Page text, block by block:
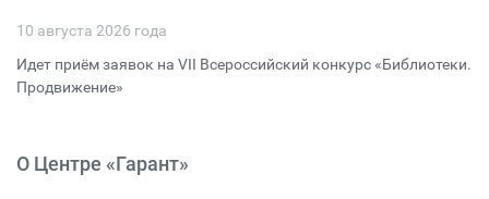
10 августа 2026 года
Идет приём заявок на VII Всероссийский конкурс «Библиотеки.
Продвижение»
О Центре «Гарант»